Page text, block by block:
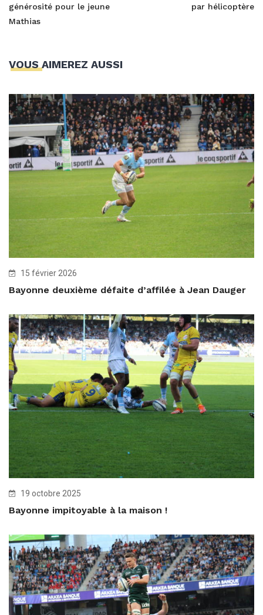
générosité pour le jeune
Mathias
par hélicoptère
VOUS AIMEREZ AUSSI
15 février 2026
Bayonne deuxième défaite d’affilée à Jean Dauger
19 octobre 2025
Bayonne impitoyable à la maison !